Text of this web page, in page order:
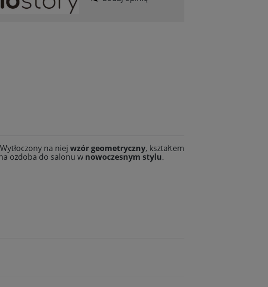
na niej wzór geometryczny, kształtem
ozdoba do salonu w nowoczesnym stylu.